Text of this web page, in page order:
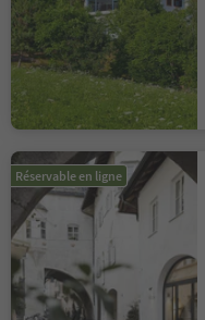
Réservable en ligne